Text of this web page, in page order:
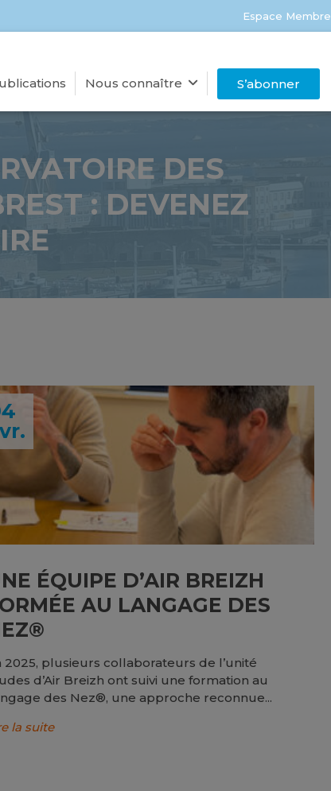
Espace Membre
Nous connaître S’abonner
DES
: DEVENEZ
ÉQUIPE D’AIR BREIZH
AU LANGAGE DES
2025, plusieurs collaborateurs de l’unité
d’Air Breizh ont suivi une formation au
des Nez®, une approche reconnue...
la suite